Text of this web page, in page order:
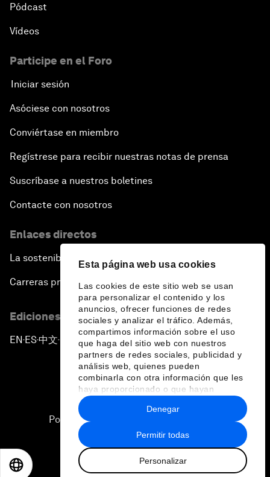
Esta página web usa cookies
Las cookies de este sitio web se usan
para personalizar el contenido y los
anuncios, ofrecer funciones de redes
sociales y analizar el tráfico. Además,
compartimos información sobre el uso
que haga del sitio web con nuestros
partners de redes sociales, publicidad y
análisis web, quienes pueden
combinarla con otra información que les
haya proporcionado o que hayan
recopilado a partir del uso que haya
hecho de sus servicios.
Permitir todas
Personalizar
Denegar
Pódcast
Vídeos
Participe en el Foro
Iniciar sesión
Asóciese con nosotros
Conviértase en miembro
Regístrese para recibir nuestras notas de prensa
Suscríbase a nuestros boletines
Contacte con nosotros
Enlaces directos
La sostenibilidad en el Foro
Carreras profesionales
Ediciones en otros idiomas
EN ▪ES▪中文▪ 日本語
Política de privacidad y normas de uso
Sitemap
2026 Foro Económico Mundial